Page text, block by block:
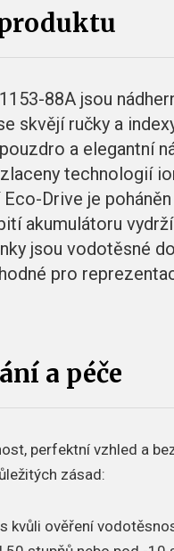
88A jsou
skvějí ručky a
a elegantní
technologií
Drive je
akumulátoru
jsou vodotěsné
pro
a péče
perfektní vzhled a
zásad:
kvůli ověření